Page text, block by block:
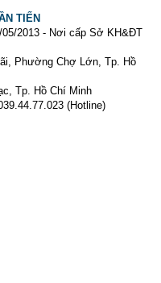
TIẾN
05/2013 - Nơi cấp Sở KH&ĐT
Phường Chợ Lớn, Tp. Hồ
Tp. Hồ Chí Minh
(Hotline)